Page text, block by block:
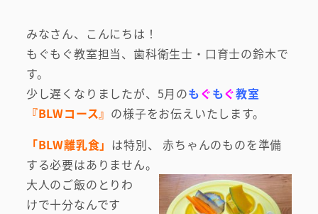
みなさん、こんにちは！
もぐもぐ教室担当、歯科衛生士・口育士の鈴木で
す。
少し遅くなりましたが、5月のもぐもぐ教室
『BLWコース』 の様子をお伝えいたします。
「BLW離乳食」 は特別、 赤ちゃんのものを準備
する必要はありません。
大人のご飯のとりわ
けで十分なんです